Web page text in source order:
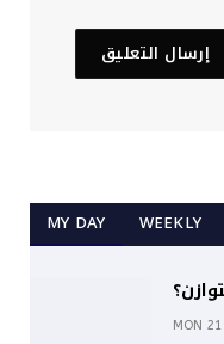
MY DAY WEEKLY